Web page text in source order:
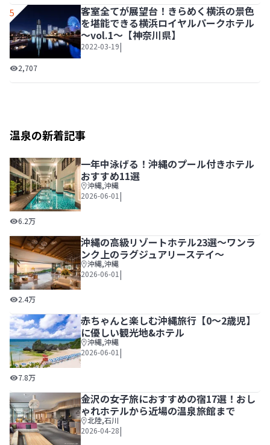
5
客室全てが展望台！きらめく横浜の景色を堪能できる横浜
2,707
客室全てが展望台！きらめく横浜の景色
を堪能できる横浜ロイヤルパークホテル
～vol.1～【神奈川県】
2022-03-19|
温泉の新着記事
一年中泳げる！沖縄のプール付きホテルおすすめ11選
6.2万
一年中泳げる！沖縄のプール付きホテル
おすすめ11選
沖縄,沖縄
2026-06-01 |
沖縄の高級リゾートホテル23選～ワンランク上のラグジュ
2.4万
沖縄の高級リゾートホテル23選～ワンラ
ンク上のラグジュアリーステイ～
沖縄,沖縄
2026-06-01 |
赤ちゃんと楽しむ沖縄旅行【0～2歳児】に優しい観光地&
7.8万
赤ちゃんと楽しむ沖縄旅行【0～2歳児】
に優しい観光地&ホテル
沖縄,沖縄
2026-06-01 |
金沢の女子旅におすすめの宿17選！おし
ゃれホテルから近場の温泉旅館まで
北陸,石川
2026-04-28|